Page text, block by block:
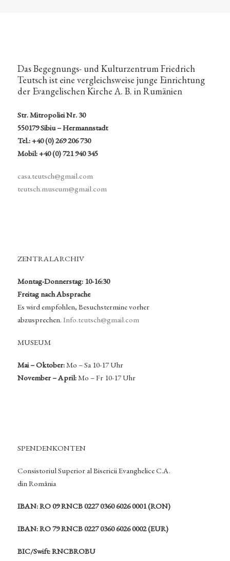
Das Begegnungs- und Kulturzentrum Friedrich
Teutsch ist eine vergleichsweise junge Einrichtung
der Evangelischen Kirche A. B. in Rumänien
Str. Mitropoliei Nr. 30
550179 Sibiu – Hermannstadt
Tel.: +40 (0) 269 206 730
Mobil: +40 (0) 721 940 345
casa.teutsch@gmail.com
teutsch.museum@gmail.com
ZENTRALARCHIV
Montag-Donnerstag: 10-16:30
Freitag nach Absprache
Es wird empfohlen, Besuchstermine vorher
abzusprechen. Info.teutsch@gmail.com
MUSEUM
Mai – Oktober:Mo – Sa 10-17 Uhr
November – April:Mo – Fr 10-17 Uhr
SPENDENKONTEN
Consistoriul Superior al Bisericii Evanghelice C.A.
din România
IBAN: RO 09 RNCB 0227 0360 6026 0001 (RON)
IBAN: RO 79 RNCB 0227 0360 6026 0002 (EUR)
BIC/Swift: RNCBROBU